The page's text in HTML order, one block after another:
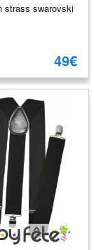
strass swarovski
49€